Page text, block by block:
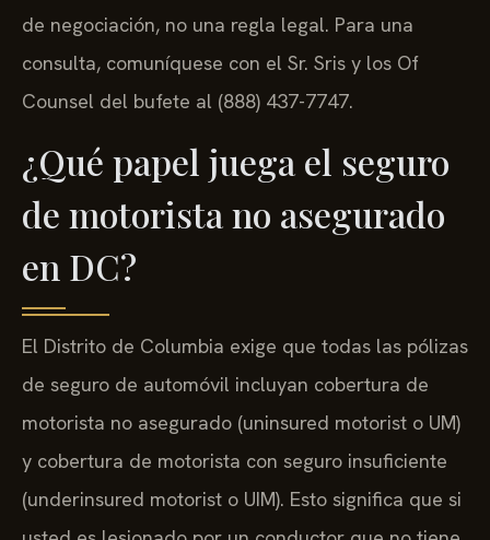
de negociación, no una regla legal. Para una
consulta, comuníquese con el Sr. Sris y los Of
Counsel del bufete al (888) 437-7747.
¿Qué papel juega el seguro
de motorista no asegurado
en DC?
El Distrito de Columbia exige que todas las pólizas
de seguro de automóvil incluyan cobertura de
motorista no asegurado (uninsured motorist o UM)
y cobertura de motorista con seguro insuficiente
(underinsured motorist o UIM). Esto significa que si